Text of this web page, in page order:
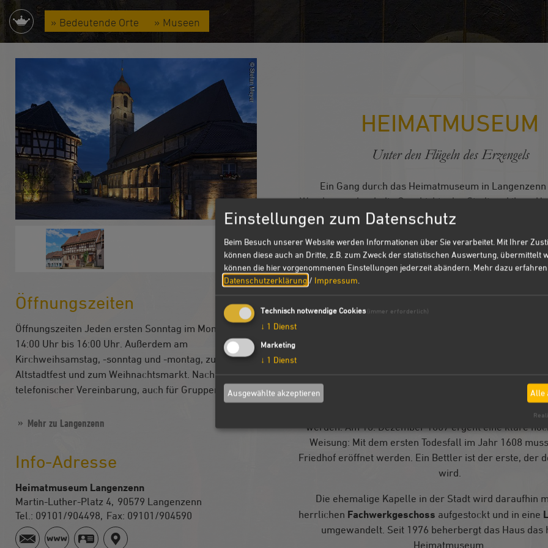
» Bedeutende Orte » Museen
HEIMATMUSEUM
Unter den Flügeln des Erzengels
Ein Gang durch das Heimatmuseum in
Wanderung durch die Geschichte der Stadt und ihrer
den Exponaten zählen Saurierfußabdrücke oder
Steinbeile aus der Steinzeit. Das größte Museumsstück
Haus selbst dar. In seinen Grundmauern ist das
unmittelbarer Nähe zur Stadtkirche und zum
gelegen, das älteste in der ganzen Stadt. Noch heute
Bis 1622 dient das Haus als
werden muss. Davon wollen die Langenzenner aber
wissen. Erst als Amtsvogt Hans Auer 1593 der Stadt ein
vor dem oberen Tor stiftet, scheint der neue Friedhof
werden. Am 18. Dezember 1607 ergeht eine klare
Weisung: Mit dem ersten Todesfall im Jahr 1608
Friedhof eröffnet werden. Ein Bettler ist der erste, der
wird.
Die ehemalige Kapelle in der Stadt wird daraufhin
herrlichen Fachwerkgeschoss aufgestockt und in eine
umgewandelt. Seit 1976 beherbergt das Haus das
Heimatmuseum.
Öffnungszeiten
Öffnungszeiten Jeden ersten Sonntag im Monat von
14:00 Uhr bis 16:00 Uhr. Außerdem am
Kirchweihsamstag, -sonntag und -montag, zum
Altstadtfest und zum Weihnachtsmarkt. Nach
telefonischer Vereinbarung, auch für Gruppen.
Mehr zu Langenzenn
Info-Adresse
Heimatmuseum Langenzenn
Martin-Luther-Platz 4 90579 Langenzenn
Tel.: 09101/904498 Fax: 09101/904590
www.heimatverein-langenzenn.de
vCard
Einstellungen zum Datenschutz
Beim Besuch unserer Website werden Informationen über Sie verarbeitet. Mit Ihrer
können diese auch an Dritte, z.B. zum Zweck der statistischen Auswertung, übermittelt
können die hier vorgenommenen Einstellungen jederzeit abändern. Mehr dazu
Datenschutzerklärung / Impressum
Technisch notwendige Cookies (immer erforderlich)
↓ 1 Dienst
Marketing
↓ 1 Dienst
Ausgewählte akzeptieren Alle